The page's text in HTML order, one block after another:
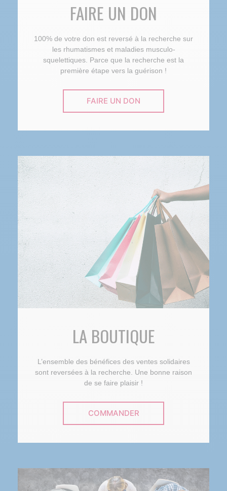
FAIRE UN DON
100% de votre don est reversé à la recherche sur
les rhumatismes et maladies musculo-
squelettiques. Parce que la recherche est la
première étape vers la guérison !
FAIRE UN DON
LA BOUTIQUE
L’ensemble des bénéfices des ventes solidaires
sont reversées à la recherche. Une bonne raison
de se faire plaisir !
COMMANDER